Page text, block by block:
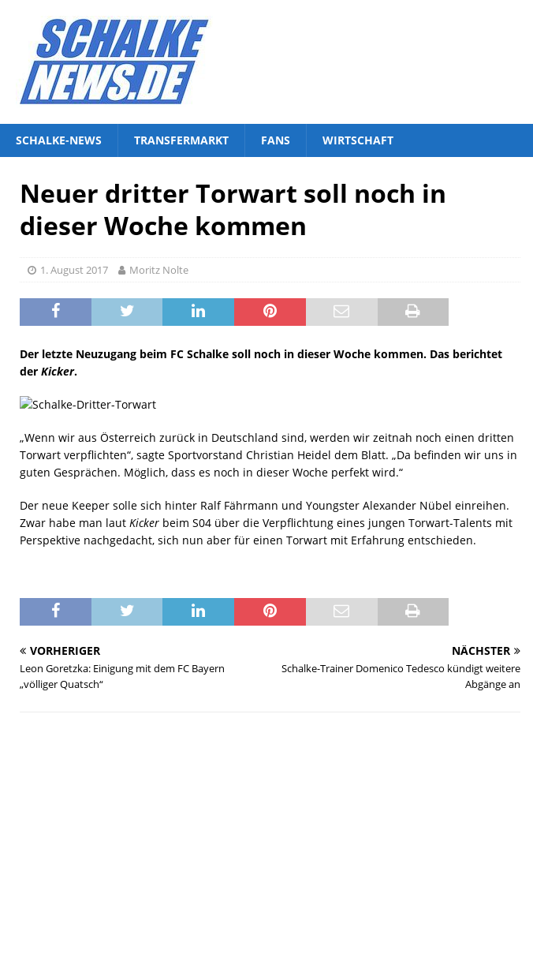
SCHALKE-NEWS TRANSFERMARKT FANS WIRTSCHAFT
Neuer dritter Torwart soll noch in
dieser Woche kommen
1. August 2017 Moritz Nolte
Der letzte Neuzugang beim FC Schalke soll noch in dieser Woche kommen. Das berichtet
der Kicker.
„Wenn wir aus Österreich zurück in Deutschland sind, werden wir zeitnah noch einen dritten
Torwart verpflichten“, sagte Sportvorstand Christian Heidel dem Blatt. „Da befinden wir uns in
guten Gesprächen. Möglich, dass es noch in dieser Woche perfekt wird.“
Der neue Keeper solle sich hinter Ralf Fährmann und Youngster Alexander Nübel einreihen.
Zwar habe man laut Kicker beim S04 über die Verpflichtung eines jungen Torwart-Talents mit
Perspektive nachgedacht, sich nun aber für einen Torwart mit Erfahrung entschieden.
VORHERIGER
Leon Goretzka: Einigung mit dem FC Bayern
„völliger Quatsch“
NÄCHSTER
Schalke-Trainer Domenico Tedesco kündigt weitere
Abgänge an